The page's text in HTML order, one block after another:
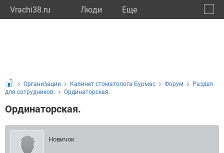
Vrachi38.ru Люди Eще
Организации Кабинет стоматолога Бурмас Форум
Раздел
для сотрудников.
Ординаторская.
Ординаторская.
Новичок